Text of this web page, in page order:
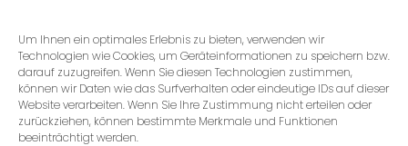
Um Ihnen ein optimales Erlebnis zu bieten, verwenden wir
Technologien wie Cookies, um Geräteinformationen zu speichern bzw.
darauf zuzugreifen. Wenn Sie diesen Technologien zustimmen,
können wir Daten wie das Surfverhalten oder eindeutige IDs auf dieser
Website verarbeiten. Wenn Sie Ihre Zustimmung nicht erteilen oder
zurückziehen, können bestimmte Merkmale und Funktionen
beeinträchtigt werden.
ZU UNSEREN ZIELEN